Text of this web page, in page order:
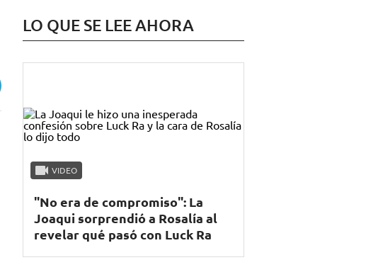
LO QUE SE LEE AHORA
VIDEO
"No era de compromiso": La
Joaqui sorprendió a Rosalía al
revelar qué pasó con Luck Ra